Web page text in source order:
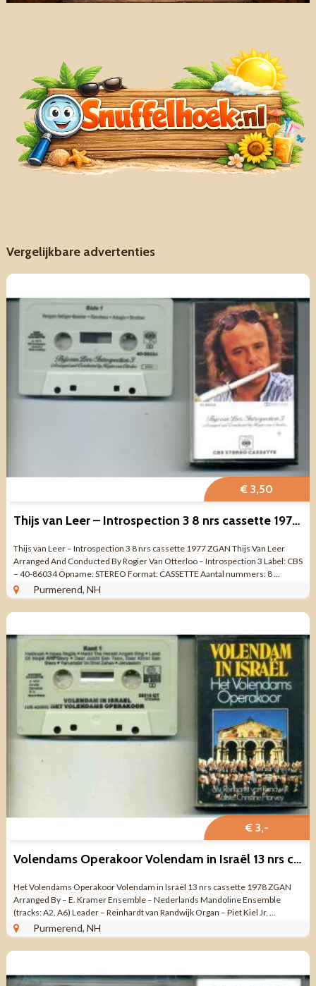
Vergelijkbare advertenties
€ 3,50
Thijs van Leer – Introspection 3 8 nrs cassette 1977 ZGAN
Thijs van Leer – Introspection 3 8 nrs cassette 1977 ZGAN Thijs Van Leer
Arranged And Conducted By Rogier Van Otterloo – Introspection 3 Label: CBS
– 40-86034 Opname: STEREO Format: CASSETTE Aantal nummers: 8 ...
Purmerend, NH
€ 3,-
Volendams Operakoor Volendam in Israël 13 nrs cassette ZGAN
Het Volendams Operakoor Volendam in Israël 13 nrs cassette 1978 ZGAN
Arranged By – E. Kramer Ensemble – Nederlands Mandoline Ensemble
(tracks: A2, A6) Leader – Reinhardt van Randwijk Organ – Piet Kiel Jr. ...
Purmerend, NH